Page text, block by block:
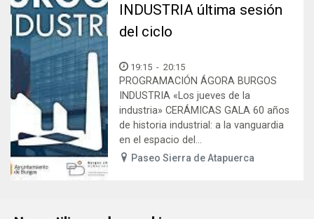
INDUSTRIA última sesión
del ciclo
19:15 -20:15
PROGRAMACIÓN ÁGORA BURGOS
INDUSTRIA «Los jueves de la
industria» CERÁMICAS GALA 60 años
de historia industrial: a la vanguardia
en el espacio del...
Paseo Sierra de Atapuerca